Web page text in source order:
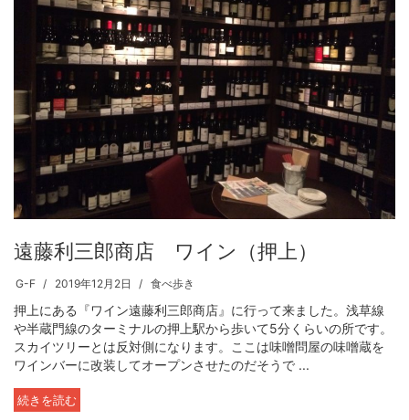
遠藤利三郎商店 ワイン（押上）
G-F 2019年12月2日 食べ歩き
押上にある『ワイン遠藤利三郎商店』に行って来ました。浅草線
や半蔵門線のターミナルの押上駅から歩いて5分くらいの所です。
スカイツリーとは反対側になります。ここは味噌問屋の味噌蔵を
ワインバーに改装してオープンさせたのだそうで ...
続きを読む